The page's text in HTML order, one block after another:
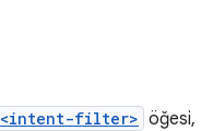
<intent-filter> öğesi,